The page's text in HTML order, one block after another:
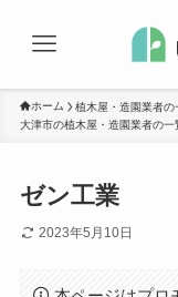
ホーム 植木屋・造園業者の
大津市の植木屋・造園業者の一
ゼン工業
2023年5月10日